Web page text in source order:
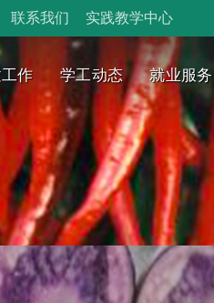
联系我们 实践教学中心
作 学工动态 就业服务